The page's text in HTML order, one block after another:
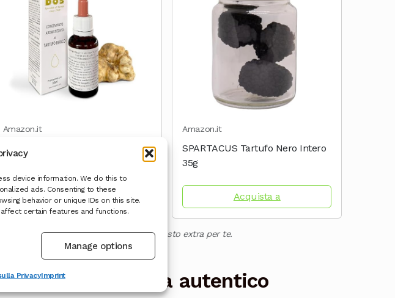
device information. We do this to
ads. Consenting to these
behavior or unique IDs on this site.
certain features and functions.
Manage options
PrivacyImprint
Amazon.it
Concentrato aromatizzato al
Tartufo Bianco 30 ml Extra forte
ad uso Professionale -
Concentrato al Tartufo - Olio
Extravergine di Oliva - D.O.S.
Acquista a
Amazon.it
SPARTACUS Tartufo Nero Intero
35g
Acquista a
tramite questi link, senza alcun costo extra per te.
tartufo di Norcia autentico